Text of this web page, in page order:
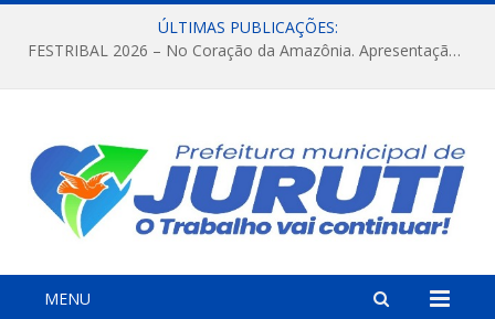
ÚLTIMAS PUBLICAÇÕES:
FESTRIBAL 2026 – No Coração da Amazônia. Apresentação da Munduruku.
MENU